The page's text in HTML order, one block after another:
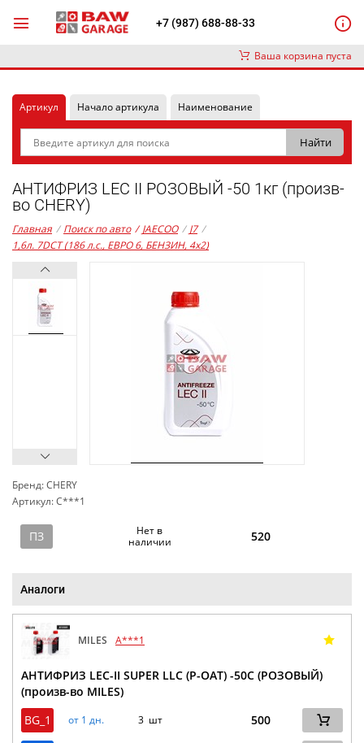
+7 (987) 688-88-33
Ваша корзина пуста
Артикул Начало артикула Наименование
АНТИФРИЗ LEC II РОЗОВЫЙ -50 1кг (произв-
во CHERY)
Главная / Поиск по авто / JAECOO / J7 /
1,6л. 7DCT (186 л.с., ЕВРО 6, БЕНЗИН, 4x2)
Бренд: CHERY
Артикул: C***1
ПЗ
Нет в
наличии
520
Аналоги
MILES A***1
АНТИФРИЗ LEC-II SUPER LLC (P-OAT) -50C (РОЗОВЫЙ)
(произв-во MILES)
BG_1
от 1 дн. 3 шт 500